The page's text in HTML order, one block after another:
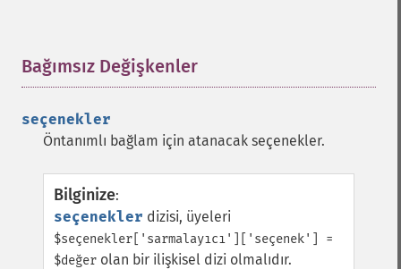
Bağımsız Değişkenler
seçenekler
Öntanımlı bağlam için atanacak seçenekler.
Bilginize:
seçenekler dizisi, üyeleri
$seçenekler['sarmalayıcı']['seçenek'] =
$değer olan bir ilişkisel dizi olmalıdır.